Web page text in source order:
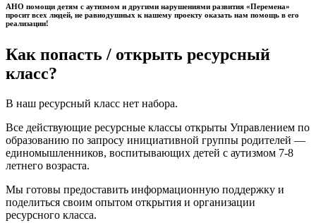
АНО помощи детям с аутизмом и другими нарушениями развития «Перемена»
просит всех людей, не равнодушных к нашему проекту оказать нам помощь в его
реализации!
Как попасть / открыть ресурсный
класс?
В наш ресурсный класс нет набора.
Все действующие ресурсные классы открыты Управлением по
образованию по запросу инициативной группы родителей —
единомышленников, воспитывающих детей с аутизмом 7-8
летнего возраста.
Мы готовы предоставить информационную поддержку и
поделиться своим опытом открытия и организации
ресурсного класса.